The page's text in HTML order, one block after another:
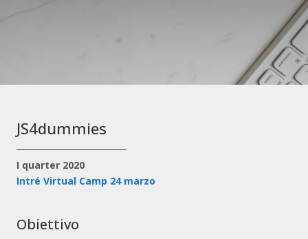
JS4dummies
I quarter 2020
Intré Virtual Camp 24 marzo
Obiettivo